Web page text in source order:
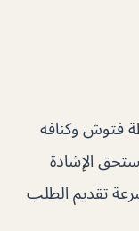
فتوش وكنافه
الإشادة
تقديم الطلب